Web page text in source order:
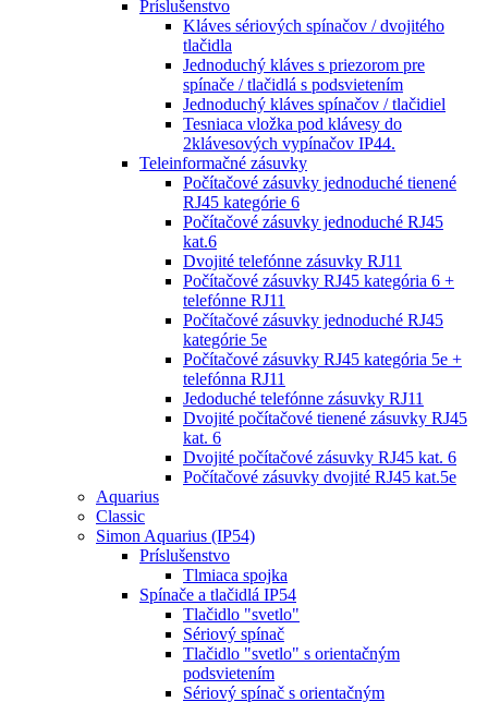
Príslušenstvo
Kláves sériových spínačov / dvojitého
tlačidla
Jednoduchý kláves s priezorom pre
spínače / tlačidlá s podsvietením
Jednoduchý kláves spínačov / tlačidiel
Tesniaca vložka pod klávesy do
2klávesových vypínačov IP44.
Teleinformačné zásuvky
Počítačové zásuvky jednoduché tienené
RJ45 kategórie 6
Počítačové zásuvky jednoduché RJ45
kat.6
Dvojité telefónne zásuvky RJ11
Počítačové zásuvky RJ45 kategória 6 +
telefónne RJ11
Počítačové zásuvky jednoduché RJ45
kategórie 5e
Počítačové zásuvky RJ45 kategória 5e +
telefónna RJ11
Jedoduché telefónne zásuvky RJ11
Dvojité počítačové tienené zásuvky RJ45
kat. 6
Dvojité počítačové zásuvky RJ45 kat. 6
Počítačové zásuvky dvojité RJ45 kat.5e
Aquarius
Classic
Simon Aquarius (IP54)
Príslušenstvo
Tlmiaca spojka
Spínače a tlačidlá IP54
Tlačidlo "svetlo"
Sériový spínač
Tlačidlo "svetlo" s orientačným
podsvietením
Sériový spínač s orientačným